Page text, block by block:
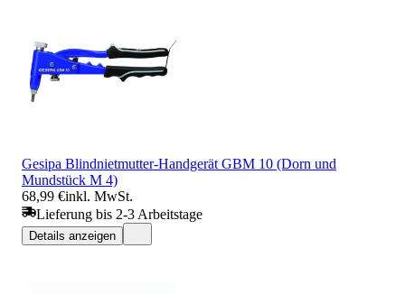
Gesipa Blindnietmutter-Handgerät GBM 10 (Dorn und
Mundstück M 4)
68,99 €inkl. MwSt.
Lieferung bis 2-3 Arbeitstage
Details anzeigen